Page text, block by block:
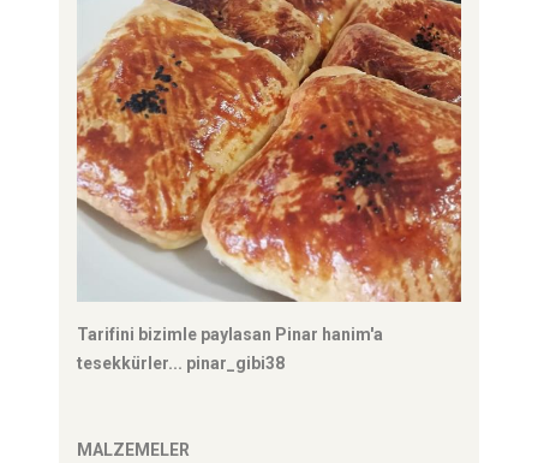
Tarifini bizimle paylasan Pinar hanim'a
tesekkürler... pinar_gibi38
MALZEMELER